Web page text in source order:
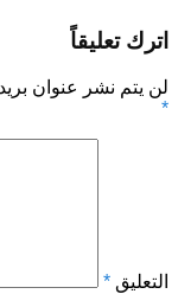
اترك تعليقاً
لن يتم نشر عنوان
*
التعليق *